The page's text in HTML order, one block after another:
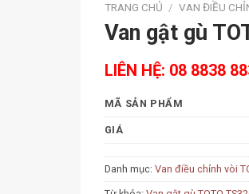
TRANG CHỦ / VAN ĐIỀU
Van gật gù
LIÊN HỆ: 08 8838
MÃ SẢN PHẨM
GIÁ
Danh mục: Van điều chỉnh vòi